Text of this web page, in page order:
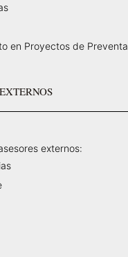
en Proyectos de Preventa
externos: